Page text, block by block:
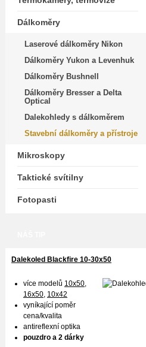
Dálkoměry
Laserové dálkoměry Nikon
Dálkoměry Yukon a Levenhuk
Dálkoměry Bushnell
Dálkoměry Bresser a Delta
Optical
Dalekohledy s dálkoměrem
Stavební dálkoměry a přístroje
Mikroskopy
Taktické svítilny
Fotopasti
Dalekoled Blackfire 10-30x50
více modelů 10x50,
16x50, 10x42
vyníkající poměr
cena/kvalita
antireflexní optika
pouzdro a 2 dárky